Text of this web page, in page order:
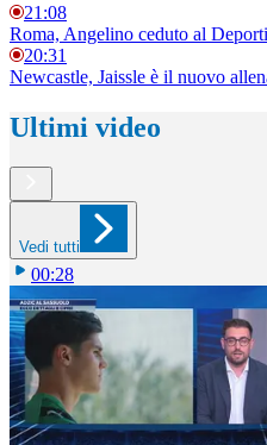
21:08
Roma, Angelino ceduto al
20:31
Newcastle, Jaissle è il nuovo
Ultimi video
Vedi tutti
00:28